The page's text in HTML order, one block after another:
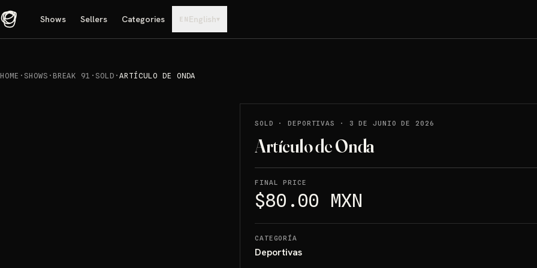
Shows Sellers Categories EN English▾
HOME · SHOWS · BREAK 91 · SOLD ·ARTÍCULO DE ONDA
SOLD ·DEPORTIVAS · 3 DE JUNIO DE 2026
Artículo de Onda
FINAL PRICE
$80.00 MXN
CATEGORÍA
Deportivas